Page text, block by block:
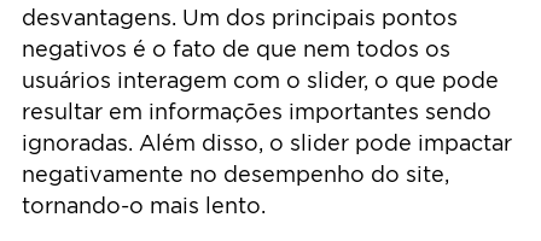
desvantagens. Um dos principais pontos
negativos é o fato de que nem todos os
usuários interagem com o slider, o que pode
resultar em informações importantes sendo
ignoradas. Além disso, o slider pode impactar
negativamente no desempenho do site,
tornando-o mais lento.